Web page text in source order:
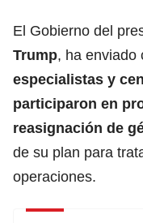
El Gobierno del
Trump, ha enviado
especialistas y
participaron en
reasignación de
de su plan para
operaciones.